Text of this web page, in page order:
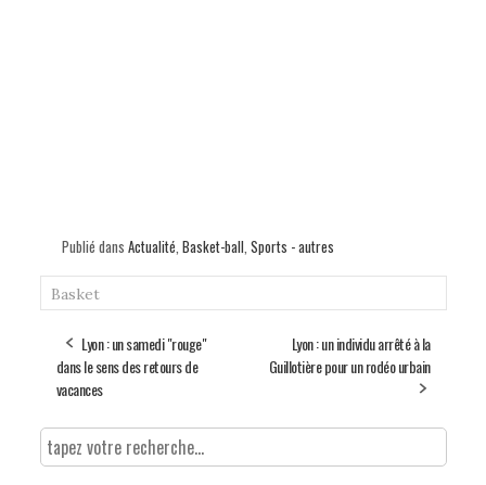
Publié dans Actualité Basket-ball Sports - autres
Basket
Lyon : un samedi "rouge"
dans le sens des retours de
vacances
Lyon : un individu arrêté à la
Guillotière pour un rodéo urbain